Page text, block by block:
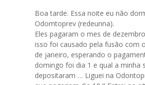
Boa tarde. Essa noite eu não
Odomtoprev (redeunna).
Eles pagaram o mes de
isso foi causado pela fusão com
de janeiro, esperando o
domingo foi dia 1 e qual a minha
depositaram … Liguei na